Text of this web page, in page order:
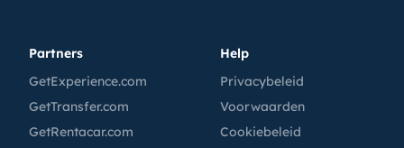
Partners
GetExperience.com
GetTransfer.com
GetRentacar.com
Help
Privacybeleid
Voorwaarden
Cookiebeleid